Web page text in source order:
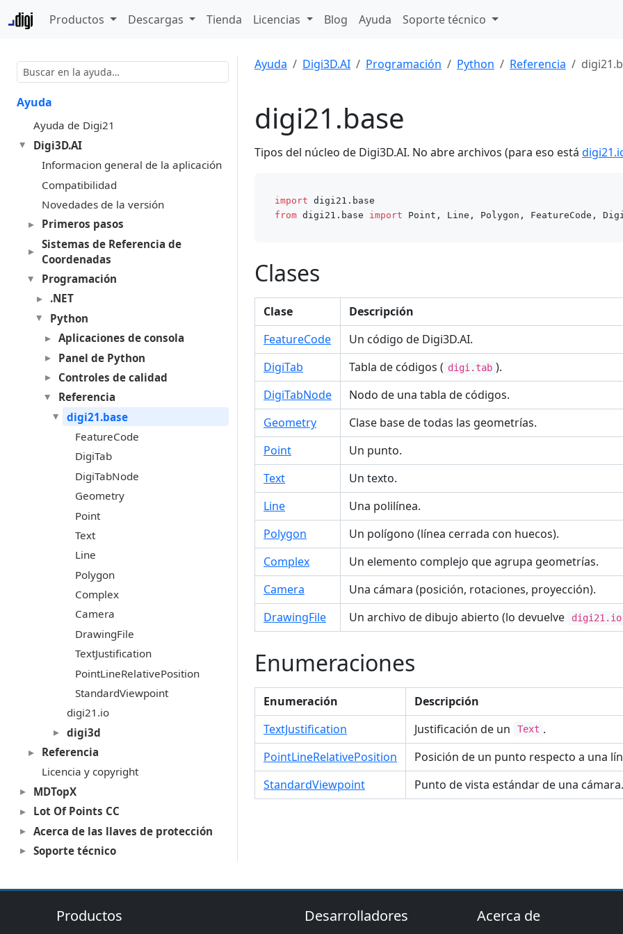
Productos Descargas Tienda Licencias Blog Ayuda Soporte técnico
Ayuda
Ayuda de Digi21
Digi3D.AI
Informacion general de la aplicación
Compatibilidad
Novedades de la versión
Primeros pasos
Sistemas de Referencia de
Coordenadas
Programación
.NET
Python
Aplicaciones de consola
Panel de Python
Controles de calidad
Referencia
digi21.base
FeatureCode
DigiTab
DigiTabNode
Geometry
Point
Text
Line
Polygon
Complex
Camera
DrawingFile
TextJustification
PointLineRelativePosition
StandardViewpoint
digi21.io
digi3d
Referencia
Licencia y copyright
MDTopX
Lot Of Points CC
Acerca de las llaves de protección
Soporte técnico
Ayuda Digi3D.AI Programación Python Referencia
digi21.base
Tipos del núcleo de Digi3D.AI. No abre archivos (para eso está
import
from digi21.base import
Clases
Clase
Descripción
FeatureCode
Un código de Digi3D.AI.
DigiTab
Tabla de códigos ( digi.tab ).
DigiTabNode
Nodo de una tabla de códigos.
Geometry
Clase base de todas las geometrías.
Point
Un punto.
Text
Un texto.
Line
Una polilínea.
Polygon
Un polígono (línea cerrada con huecos).
Complex
Un elemento complejo que agrupa geometrías.
Camera
Una cámara (posición, rotaciones, proyección).
DrawingFile
Un archivo de dibujo abierto (lo devuelve digi21.io
Enumeraciones
Enumeración
Descripción
TextJustification
Justificación de un Text .
PointLineRelativePosition
Posición de un punto respecto a una
StandardViewpoint
Punto de vista estándar de una cámara.
Productos Desarrolladores Acerca de